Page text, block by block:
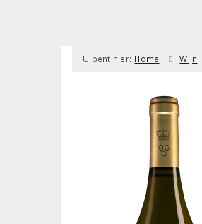
U bent hier: Home Wijn